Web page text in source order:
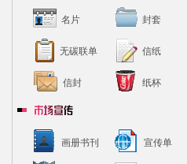
名片 封套
无碳联单 信纸
信封 纸杯
画册书刊 宣传单